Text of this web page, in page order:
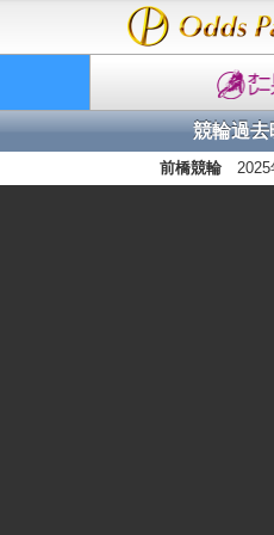
競輪過去
前橋競輪 2025